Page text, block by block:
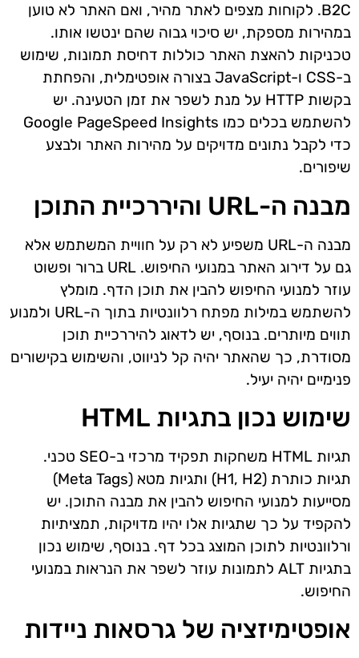
B2C. לקוחות מצפים לאתר מהיר, ואם האתר לא טוען
במהירות מספקת, יש סיכוי גבוה שהם ינטשו אותו.
טכניקות להאצת האתר כוללות דחיסת תמונות, שימוש
ב-CSS ו-JavaScript בצורה אופטימלית, והפחתת
בקשות HTTP על מנת לשפר את זמן הטעינה. יש
להשתמש בכלים כמו Google PageSpeed Insights
כדי לקבל נתונים מדויקים על מהירות האתר ולבצע
שיפורים.
מבנה ה-URL והיררכיית התוכן
מבנה ה-URL משפיע לא רק על חוויית המשתמש אלא
גם על דירוג האתר במנועי החיפוש. URL ברור ופשוט
עוזר למנועי החיפוש להבין את תוכן הדף. מומלץ
להשתמש במילות מפתח רלוונטיות בתוך ה-URL ולמנוע
תווים מיותרים. בנוסף, יש לדאוג להיררכיית תוכן
מסודרת, כך שהאתר יהיה קל לניווט, והשימוש בקישורים
פנימיים יהיה יעיל.
שימוש נכון בתגיות HTML
תגיות HTML משחקות תפקיד מרכזי ב-SEO טכני.
תגיות כותרת (H1, H2) ותגיות מטא (Meta Tags)
מסייעות למנועי החיפוש להבין את מבנה התוכן. יש
להקפיד על כך שתגיות אלו יהיו מדויקות, תמציתיות
ורלוונטיות לתוכן המוצג בכל דף. בנוסף, שימוש נכון
בתגיות ALT לתמונות עוזר לשפר את הנראות במנועי
החיפוש.
אופטימיזציה של גרסאות ניידות